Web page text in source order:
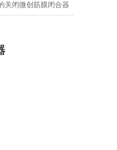
关闭微创筋膜闭合器